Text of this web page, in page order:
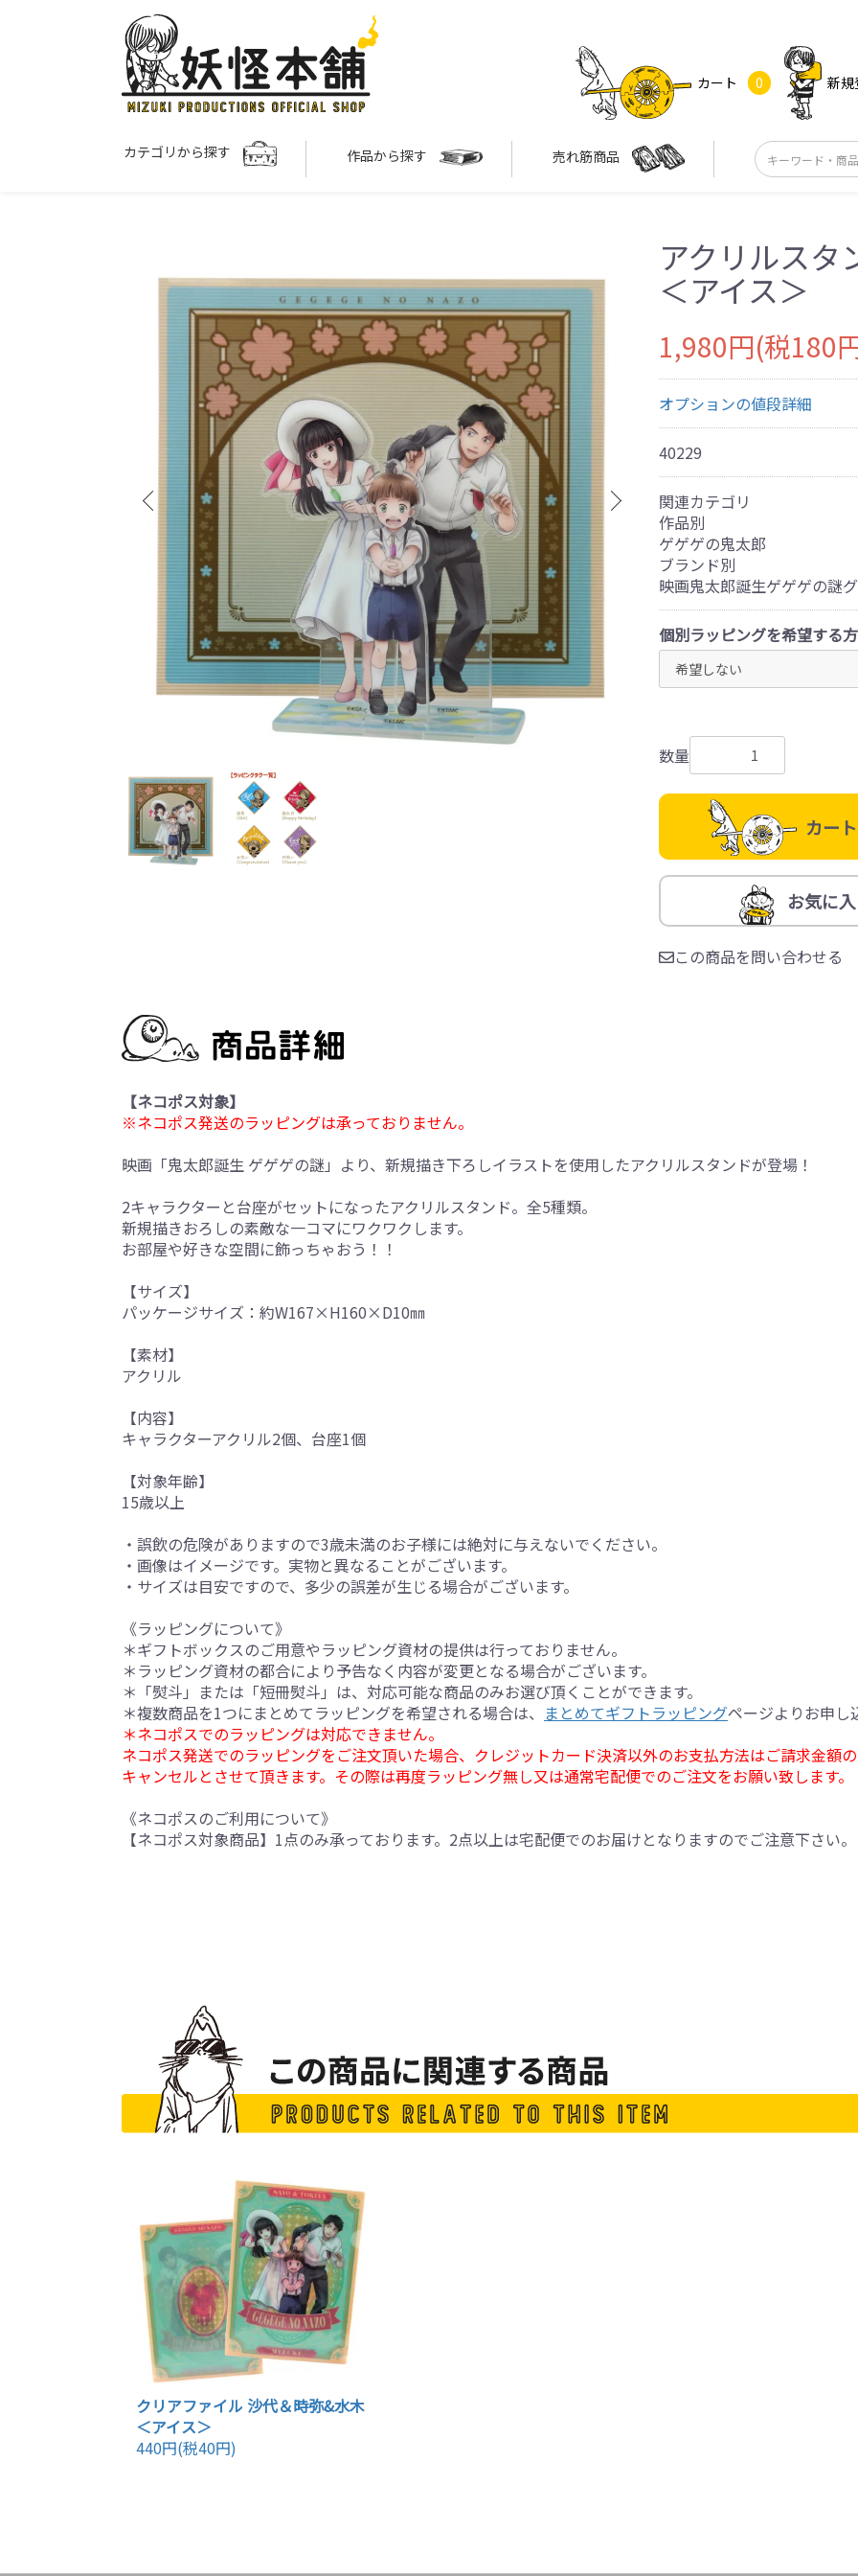
カート 0 新規
カテゴリから探す 作品から探す 売れ筋商品
アクリルスタ
＜アイス＞
1,980円(税180
オプションの値段詳細
40229
関連カテゴリ
作品別
ゲゲゲの鬼太郎
ブランド別
映画鬼太郎誕生ゲゲゲの謎
個別ラッピングを希望する
数量
カー
お気に
この商品を問い合わせる
【ネコポス対象】
※ネコポス発送のラッピングは承っておりません。
映画「鬼太郎誕生 ゲゲゲの謎」より、新規描き下ろしイラストを使用したアクリルスタンドが登場！
2キャラクターと台座がセットになったアクリルスタンド。全5種類。
新規描きおろしの素敵な一コマにワクワクします。
お部屋や好きな空間に飾っちゃおう！！
【サイズ】
パッケージサイズ：約W167×H160×D10㎜
【素材】
アクリル
【内容】
キャラクターアクリル2個、台座1個
【対象年齢】
15歳以上
・誤飲の危険がありますので3歳未満のお子様には絶対に与えないでください。
・画像はイメージです。実物と異なることがございます。
・サイズは目安ですので、多少の誤差が生じる場合がございます。
《ラッピングについて》
＊ギフトボックスのご用意やラッピング資材の提供は行っておりません。
＊ラッピング資材の都合により予告なく内容が変更となる場合がございます。
＊「熨斗」または「短冊熨斗」は、対応可能な商品のみお選び頂くことができます。
＊複数商品を1つにまとめてラッピングを希望される場合は、 まとめてギフトラッピングページよりお申し
＊ネコポスでのラッピングは対応できません。
ネコポス発送でのラッピングをご注文頂いた場合、クレジットカード決済以外のお支払方法はご請求金額
キャンセルとさせて頂きます。その際は再度ラッピング無し又は通常宅配便でのご注文をお願い致します。
《ネコポスのご利用について》
【ネコポス対象商品】1点のみ承っております。2点以上は宅配便でのお届けとなりますのでご注意下さい。
クリアファイル 沙代＆時弥&水木
＜アイス＞
440円(税40円)